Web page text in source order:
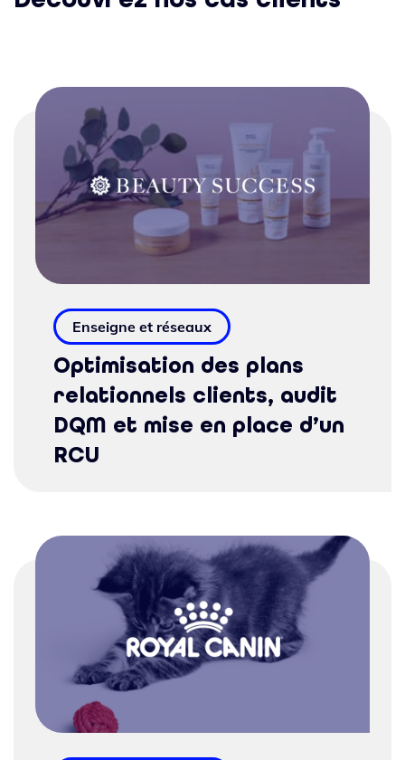
Enseigne et réseaux
Optimisation des plans
relationnels clients, audit
DQM et mise en place d’un
RCU